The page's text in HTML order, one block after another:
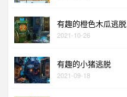
有趣的橙色木瓜逃脱
2021-10-26
有趣的小猪逃脱
2021-09-18